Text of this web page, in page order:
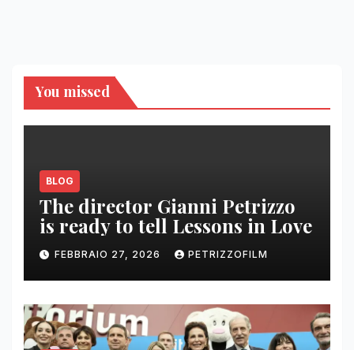
You missed
BLOG
The director Gianni Petrizzo
is ready to tell Lessons in Love
FEBBRAIO 27, 2026 PETRIZZOFILM